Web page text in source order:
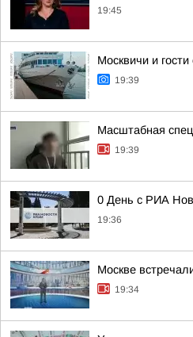
19:45
Москвичи и
19:39
Масштабная
19:39
0 День с РИА
19:36
Москве
19:34